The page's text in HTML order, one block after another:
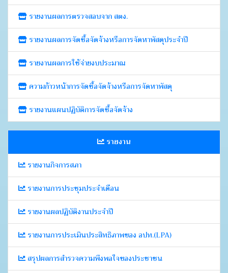
รายงานผลการตรวจสอบจาก สตง.
รายงานผลการจัดซื้อจัดจ้างหรือการจัดหาพัสดุประจำปี
รายงานผลการใช้จ่ายงบประมาณ
ความก้าวหน้าการจัดซื้อจัดจ้างหรือการจัดหาพัสดุ
รายงานแผนปฏิบัติการจัดซื้อจัดจ้าง
รายงาน
รายงานกิจการสภา
รายงานการประชุมประจำเดือน
รายงานผลปฏิบัติงานประจำปี
รายงานการประเมินประสิทธิภาพของ อปท.(LPA)
สรุปผลการสำรวจความพึงพอใจของประชาชน